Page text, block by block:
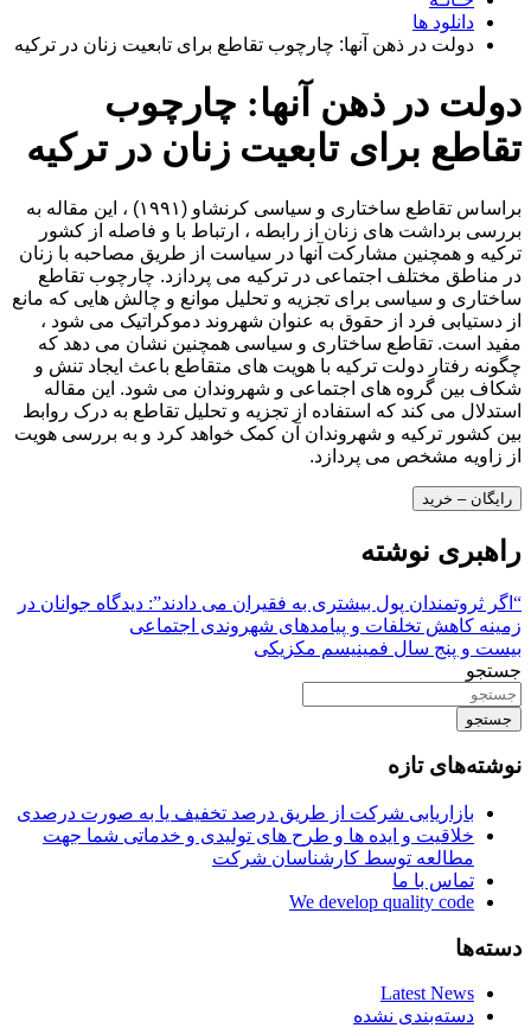
دانلود ها
دولت در ذهن آنها: چارچوب تقاطع برای تابعیت زنان در ترکیه
دولت در ذهن آنها: چارچوب
تقاطع برای تابعیت زنان در ترکیه
براساس تقاطع ساختاری و سیاسی کرنشاو (۱۹۹۱) ، این مقاله به
بررسی برداشت های زنان از رابطه ، ارتباط با و فاصله از کشور
ترکیه و همچنین مشارکت آنها در سیاست از طریق مصاحبه با زنان
در مناطق مختلف اجتماعی در ترکیه می پردازد. چارچوب تقاطع
ساختاری و سیاسی برای تجزیه و تحلیل موانع و چالش هایی که مانع
از دستیابی فرد از حقوق به عنوان شهروند دموکراتیک می شود ،
مفید است. تقاطع ساختاری و سیاسی همچنین نشان می دهد که
چگونه رفتار دولت ترکیه با هویت های متقاطع باعث ایجاد تنش و
شکاف بین گروه های اجتماعی و شهروندان می شود. این مقاله
استدلال می کند که استفاده از تجزیه و تحلیل تقاطع به درک روابط
بین کشور ترکیه و شهروندان آن کمک خواهد کرد و به بررسی هویت
از زاویه مشخص می پردازد.
رایگان – خرید
راهبری نوشته
“اگر ثروتمندان پول بیشتری به فقیران می دادند”: دیدگاه جوانان در
زمینه کاهش تخلفات و پیامدهای شهروندی اجتماعی
بیست و پنج سال فمینیسم مکزیکی
جستجو
جستجو
نوشته‌های تازه
بازاریابی شرکت از طریق درصد تخفیف یا به صورت درصدی
خلاقیت و ایده ها و طرح های تولیدی و خدماتی شما جهت
مطالعه توسط کارشناسان شرکت
تماس با ما
We develop quality code
دسته‌ها
Latest News
دسته‌بندی نشده